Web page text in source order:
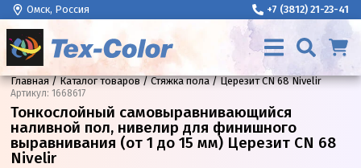
Омск, Россия +7 (3812) 21-23-41
Главная Каталог товаров Стяжка пола Церезит CN 68 Nivelir
Артикул: 1668617
Тонкослойный самовыравнивающийся
наливной пол, нивелир для финишного
выравнивания (от 1 до 15 мм) Церезит CN 68
Nivelir